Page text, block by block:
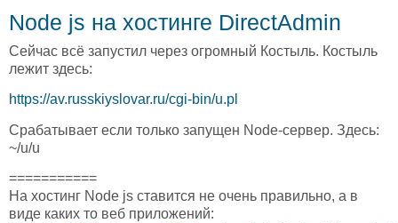
Node js на хостинге DirectAdmin
Сейчас всё запустил через огромный Костыль. Костыль
лежит здесь:
https://av.russkiyslovar.ru/cgi-bin/u.pl
Срабатывает если только запущен Node-сервер. Здесь:
~/u/u
===========
На хостинг Node js ставится не очень правильно, а в
виде каких то веб приложений: